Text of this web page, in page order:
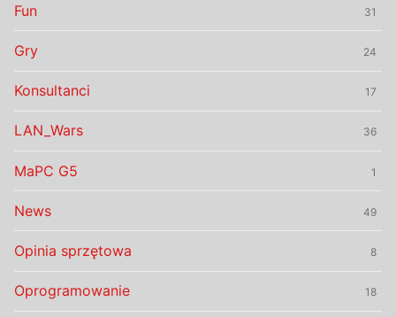
Fun 31
Gry 24
Konsultanci 17
LAN_Wars 36
MaPC G5 1
News 49
Opinia sprzętowa 8
Oprogramowanie 18